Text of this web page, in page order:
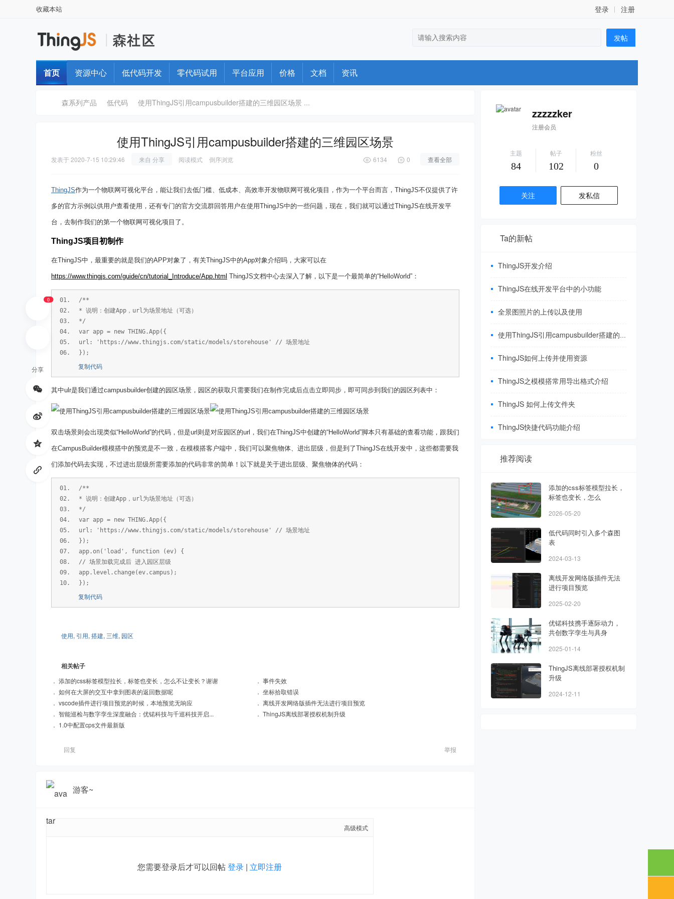
收藏本站 登录 注册
发帖
首页 资源中心 低代码开发 零代码试用 平台应用 价格 文档 资讯
0
分享
森系列产品 低代码
›
使用ThingJS引用campusbuilder搭建的三维园区场景 ...
使用ThingJS引用campusbuilder搭建的三维园区场景
发表于2020-7-15 10:29:46 来自 分享 阅读模式 倒序浏览 6134 0 查看全部
ThingJS作为一个物联网可视化平台，能让我们去低门槛、低成本、高效率开发物联网可视化项目，作为一个平台而言，ThingJS不仅提供了许
多的官方示例以供用户查看使用，还有专门的官方交流群回答用户在使用ThingJS中的一些问题，现在，我们就可以通过ThingJS在线开发平
台，去制作我们的第一个物联网可视化项目了。
ThingJS项目初制作
在ThingJS中，最重要的就是我们的APP对象了，有关ThingJS中的App对象介绍吗，大家可以在
https://www.thingjs.com/guide/cn/tutorial_Introduce/App.html ThingJS文档中心去深入了解，以下是一个最简单的“HelloWorld”：
/**
* 说明：创建App，url为场景地址（可选）
*/
var app = new THING.App({
url: 'https://www.thingjs.com/static/models/storehouse' // 场景地址
});
复制代码
其中ulr是我们通过campusbuilder创建的园区场景，园区的获取只需要我们在制作完成后点击立即同步，即可同步到我们的园区列表中：
双击场景则会出现类似“HelloWorld”的代码，但是url则是对应园区的url，我们在ThingJS中创建的“HelloWorld”脚本只有基础的查看功能，跟我们
在CampusBuilder模模搭中的预览是不一致，在模模搭客户端中，我们可以聚焦物体、进出层级，但是到了ThingJS在线开发中，这些都需要我
们添加代码去实现，不过进出层级所需要添加的代码非常的简单！以下就是关于进出层级、聚焦物体的代码：
/**
* 说明：创建App，url为场景地址（可选）
*/
var app = new THING.App({
url: 'https://www.thingjs.com/static/models/storehouse' // 场景地址
});
app.on('load', function (ev) {
// 场景加载完成后 进入园区层级
app.level.change(ev.campus);
});
复制代码
使用, 引用, 搭建, 三维, 园区
相关帖子
． 添加的css标签模型拉长，标签也变长，怎么不让变长？谢谢 ． 事件失效
． 如何在大屏的交互中拿到图表的返回数据呢 ． 坐标拾取错误
． vscode插件进行项目预览的时候，本地预览无响应 ． 离线开发网络版插件无法进行项目预览
． 智能巡检与数字孪生深度融合：优锘科技与千巡科技开启... ． ThingJS离线部署授权机制升级
． 1.0中配置cps文件最新版
回复 举报
游客~
高级模式
您需要登录后才可以回帖登录 | 立即注册
zzzzzker
注册会员
主题
84
帖子
102
粉丝
0
关注 发私信
Ta的新帖
ThingJS开发介绍
ThingJS在线开发平台中的小功能
全景图照片的上传以及使用
使用ThingJS引用campusbuilder搭建的三维园区场景
ThingJS如何上传并使用资源
ThingJS之模模搭常用导出格式介绍
ThingJS 如何上传文件夹
ThingJS快捷代码功能介绍
推荐阅读
添加的css标签模型拉长，
标签也变长，怎么
2026-05-20
低代码同时引入多个森图
表
2024-03-13
离线开发网络版插件无法
进行项目预览
2025-02-20
优锘科技携手逐际动力，
共创数字孪生与具身
2025-01-14
ThingJS离线部署授权机制
升级
2024-12-11